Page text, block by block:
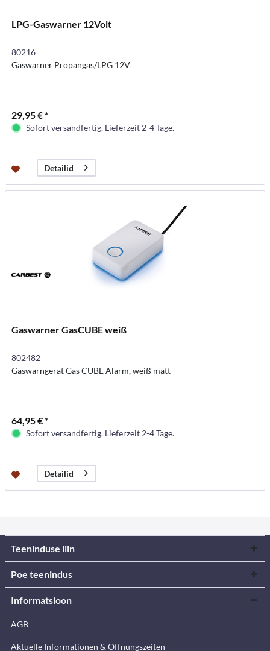
LPG-Gaswarner 12Volt
80216
Gaswarner Propangas/LPG 12V
29,95 € *
Sofort versandfertig. Lieferzeit 2-4 Tage.
Detailid
Gaswarner GasCUBE weiß
802482
Gaswarngerät Gas CUBE Alarm, weiß matt
64,95 € *
Sofort versandfertig. Lieferzeit 2-4 Tage.
Detailid
Teeninduse liin
Poe teenindus
Informatsioon
AGB
Aktuelle Informationen & Öffnungszeiten